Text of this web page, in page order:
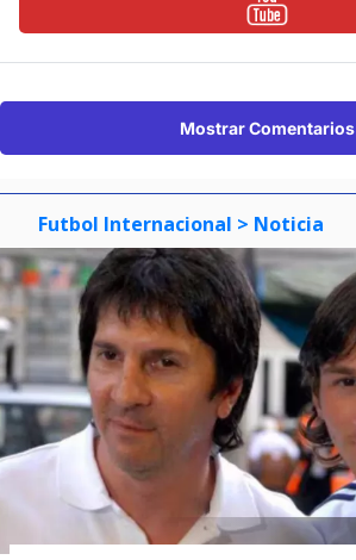
Mostrar Comentarios
Futbol Internacional > Noticia